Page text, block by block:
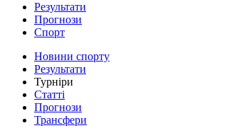
Результати
Прогнози
Спорт
Новини спорту
Результати
Турніри
Статті
Прогнози
Трансфери